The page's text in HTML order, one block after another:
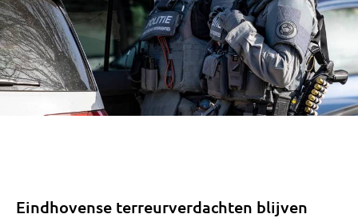
Eindhovense terreurverdachten blijven